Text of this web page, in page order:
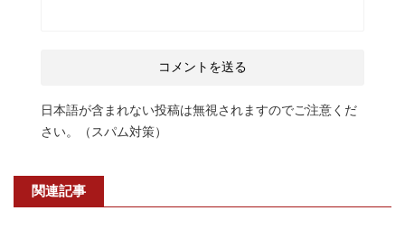
日本語が含まれない投稿は無視されますのでご注意くだ
さい。（スパム対策）
関連記事